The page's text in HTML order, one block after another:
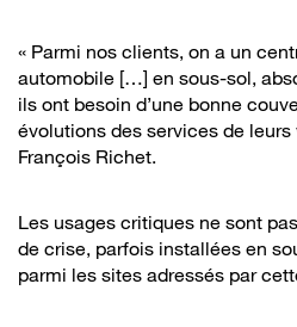
« Parmi nos clients, on a un
automobile […] en sous-sol,
ils ont besoin d’une bonne
évolutions des services de
François Richet.
Les usages critiques ne sont
de crise, parfois installées en
parmi les sites adressés par